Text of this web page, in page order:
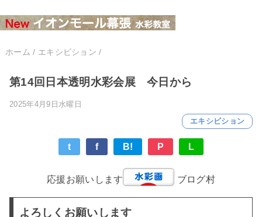
ホーム / エキシビション /
第14回日本透明水彩会展 今日から
2025年4月9日水曜日
エキシビション
t f B! P L
応援お願いします ブログ村
よろしくお願いします